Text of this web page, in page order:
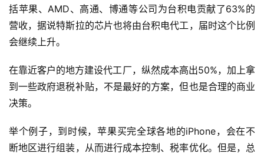
智
车
时
代
新
能
源
括苹果、AMD、高通、博通等公司为台积电贡献了63%的
营收，据说特斯拉的芯片也将由台积电代工，届时这个比例
会继续上升。
在靠近客户的地方建设代工厂，纵然成本高出50%，加上拿
到一些政府退税补贴，不是最好的方案，但也是合理的商业
决策。
举个例子，到时候，苹果买完全球各地的iPhone，会在不
断地区进行组装，从而进行成本控制、税率优化。但是，总